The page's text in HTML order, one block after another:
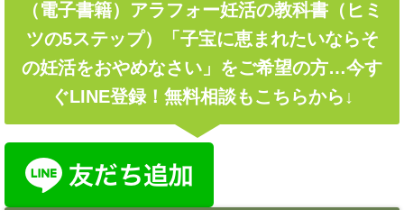
（電子書籍）アラフォー妊活の教科書（ヒミ
ツの5ステップ）「子宝に恵まれたいならそ
の妊活をおやめなさい」をご希望の方…今す
ぐLINE登録！無料相談もこちらから↓